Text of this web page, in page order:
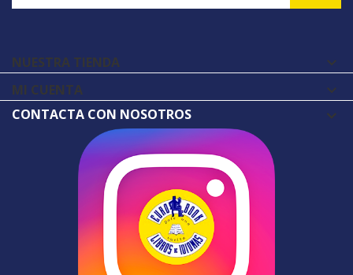
NUESTRA TIENDA 
MI CUENTA 
CONTACTA CON NOSOTROS